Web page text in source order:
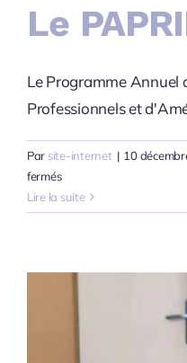
Le
Le Programme Annuel
Professionnels et
Par site-internet | 10
ferméssur
Le
PAPRIPACT
Lire la suite